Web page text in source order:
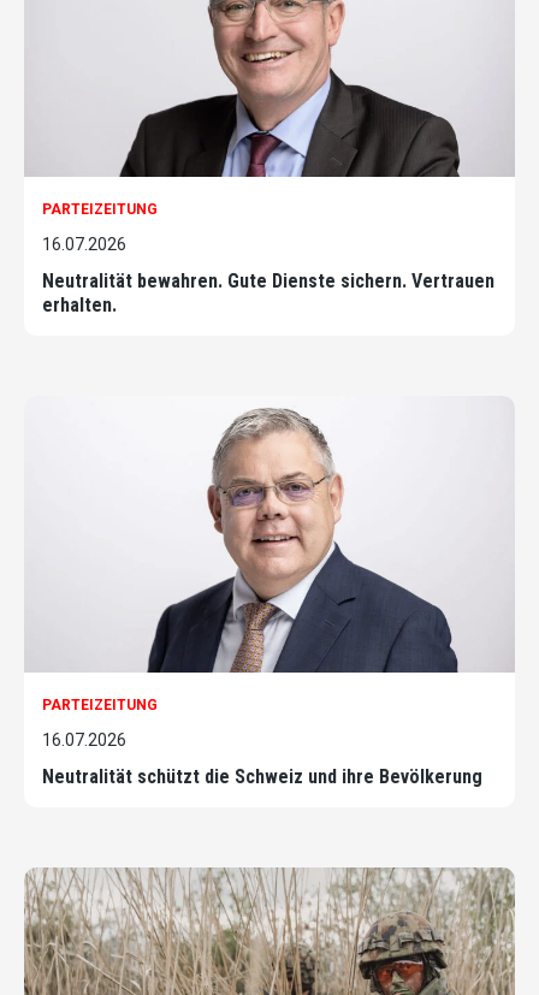
PARTEIZEITUNG
16.07.2026
Neutralität bewahren. Gute Dienste sichern. Vertrauen
erhalten.
PARTEIZEITUNG
16.07.2026
Neutralität schützt die Schweiz und ihre Bevölkerung